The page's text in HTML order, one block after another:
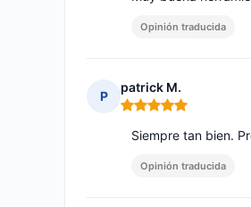
Opinión traducida
P
patrick M.
Nota: 5 de 5
Siempre tan bien.
Opinión traducida